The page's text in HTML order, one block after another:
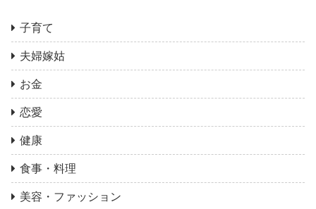
子育て
夫婦嫁姑
お金
恋愛
健康
食事・料理
美容・ファッション